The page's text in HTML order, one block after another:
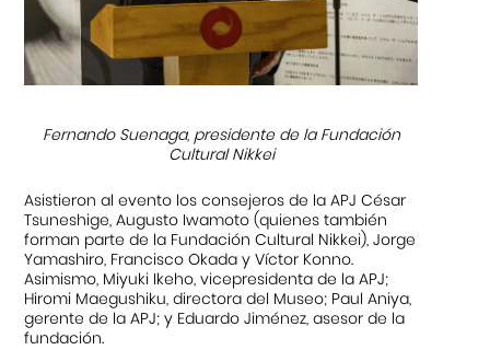
Fernando Suenaga, presidente de la Fundación
Cultural Nikkei
Asistieron al evento los consejeros de la APJ César
Tsuneshige, Augusto Iwamoto (quienes también
forman parte de la Fundación Cultural Nikkei), Jorge
Yamashiro, Francisco Okada y Víctor Konno.
Asimismo, Miyuki Ikeho, vicepresidenta de la APJ;
Hiromi Maegushiku, directora del Museo; Paul Aniya,
gerente de la APJ; y Eduardo Jiménez, asesor de la
fundación.